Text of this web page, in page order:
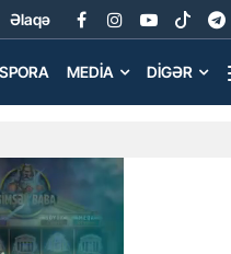
Əlaqə
MEDIA DIGƏR